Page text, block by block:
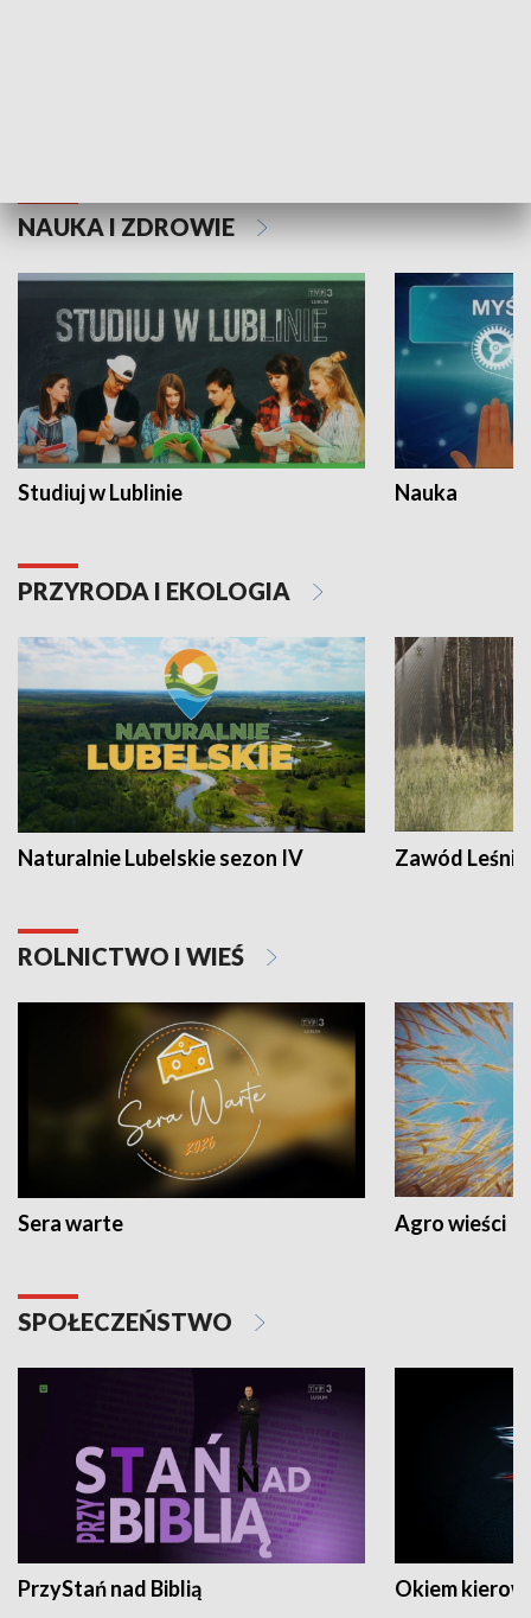
NAUKA I ZDROWIE
Studiuj w Lublinie Nauka
PRZYRODA I EKOLOGIA
Naturalnie Lubelskie sezon IV Zawód Leśnik
ROLNICTWO I WIEŚ
Sera warte Agro wieści
SPOŁECZEŃSTWO
PrzyStań nad Biblią Okiem